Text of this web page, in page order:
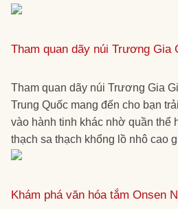
Tham quan dãy núi Trương Gia
Tham quan dãy núi Trương Gia
Trung Quốc mang đến cho bạn
vào hành tinh khác nhờ quần thể
thạch sa thạch khổng lồ nhô cao
Khám phá văn hóa tắm Onsen